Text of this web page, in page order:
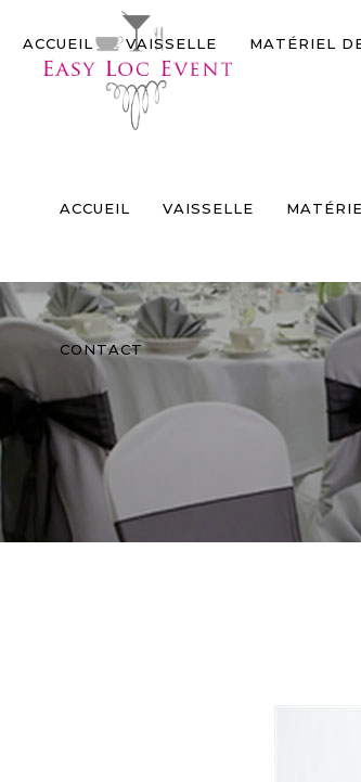
ACCUEIL VAISSELLE
CONTACT
ACCUEIL VAISSELLE MATÉRIEL
Panneau de gestion des cookies